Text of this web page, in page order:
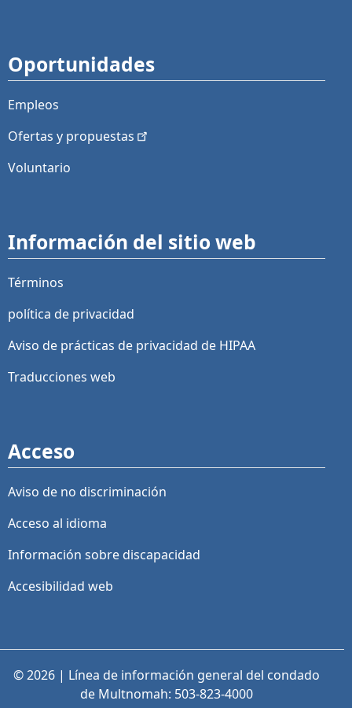
Oportunidades
Empleos
Ofertas y propuestas
Voluntario
Información del sitio web
Términos
política de privacidad
Aviso de prácticas de privacidad de HIPAA
Traducciones web
Acceso
Aviso de no discriminación
Acceso al idioma
Información sobre discapacidad
Accesibilidad web
© 2026 | Línea de información general del condado
de Multnomah: 503-823-4000